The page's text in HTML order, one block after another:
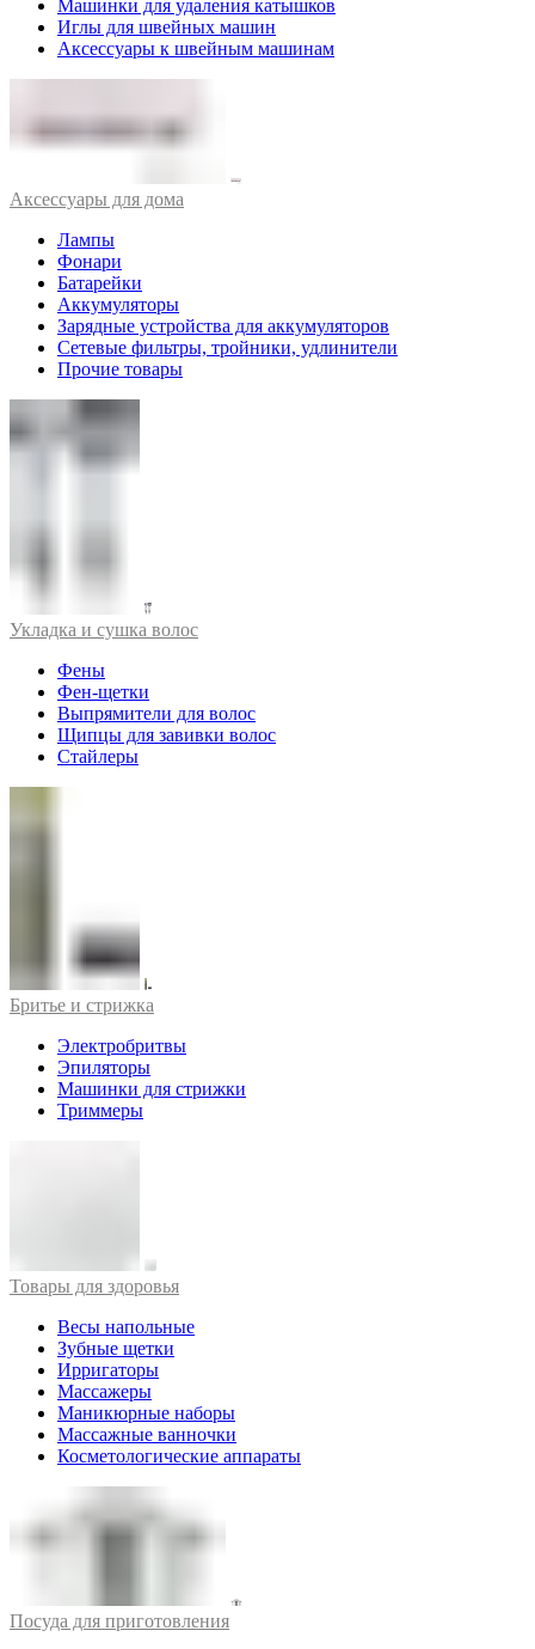
Машинки для удаления катышков
Иглы для швейных машин
Аксессуары к швейным машинам
Аксессуары для дома
Лампы
Фонари
Батарейки
Аккумуляторы
Зарядные устройства для аккумуляторов
Сетевые фильтры, тройники, удлинители
Прочие товары
Укладка и сушка волос
Фены
Фен-щетки
Выпрямители для волос
Щипцы для завивки волос
Стайлеры
Бритье и стрижка
Электробритвы
Эпиляторы
Машинки для стрижки
Триммеры
Товары для здоровья
Весы напольные
Зубные щетки
Ирригаторы
Массажеры
Маникюрные наборы
Массажные ванночки
Косметологические аппараты
Посуда для приготовления